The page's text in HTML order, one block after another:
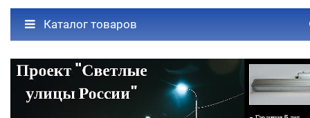
Каталог товаров